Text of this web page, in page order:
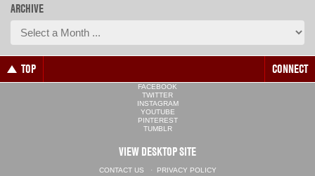
ARCHIVE
TOP CONNECT
FACEBOOK
TWITTER
INSTAGRAM
YOUTUBE
PINTEREST
TUMBLR
VIEW DESKTOP SITE
CONTACT US ·
PRIVACY POLICY